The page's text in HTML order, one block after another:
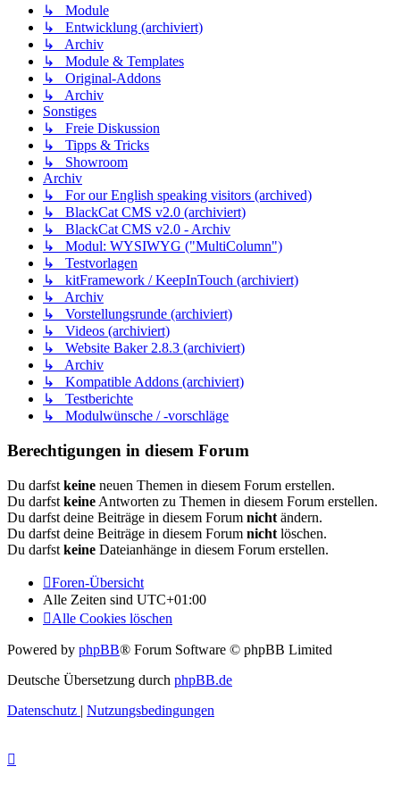
↳ Module
↳ Entwicklung (archiviert)
↳ Archiv
↳ Module & Templates
↳ Original-Addons
↳ Archiv
Sonstiges
↳ Freie Diskussion
↳ Tipps & Tricks
↳ Showroom
Archiv
↳ For our English speaking visitors (archived)
↳ BlackCat CMS v2.0 (archiviert)
↳ BlackCat CMS v2.0 - Archiv
↳ Modul: WYSIWYG ("MultiColumn")
↳ Testvorlagen
↳ kitFramework / KeepInTouch (archiviert)
↳ Archiv
↳ Vorstellungsrunde (archiviert)
↳ Videos (archiviert)
↳ Website Baker 2.8.3 (archiviert)
↳ Archiv
↳ Kompatible Addons (archiviert)
↳ Testberichte
↳ Modulwünsche / -vorschläge
Berechtigungen in diesem Forum
Du darfst keine neuen Themen in diesem Forum erstellen.
Du darfst keine Antworten zu Themen in diesem Forum erstellen.
Du darfst deine Beiträge in diesem Forum nicht ändern.
Du darfst deine Beiträge in diesem Forum nicht löschen.
Du darfst keine Dateianhänge in diesem Forum erstellen.
Foren-Übersicht
Alle Zeiten sind UTC+01:00
Alle Cookies löschen
Powered by phpBB® Forum Software © phpBB Limited
Deutsche Übersetzung durch phpBB.de
Datenschutz | Nutzungsbedingungen